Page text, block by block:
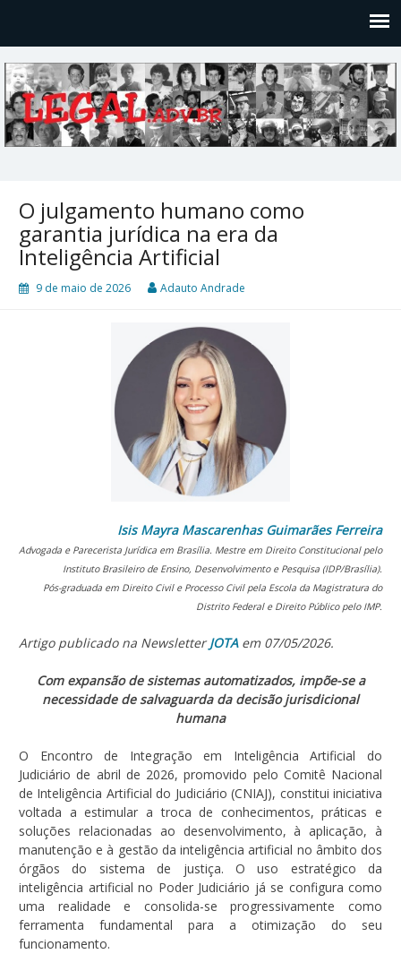
O julgamento humano como
garantia jurídica na era da
Inteligência Artificial
9 de maio de 2026 Adauto Andrade
Isis Mayra Mascarenhas Guimarães Ferreira
Advogada e Parecerista Jurídica em Brasília. Mestre em Direito Constitucional pelo
Instituto Brasileiro de Ensino, Desenvolvimento e Pesquisa (IDP/Brasília).
Pós-graduada em Direito Civil e Processo Civil pela Escola da Magistratura do
Distrito Federal e Direito Público pelo IMP.
Artigo publicado na NewsletterJOTAem 07/05/2026.
Com expansão de sistemas automatizados, impõe-se a
necessidade de salvaguarda da decisão jurisdicional
humana
O Encontro de Integração em Inteligência Artificial do
Judiciário de abril de 2026, promovido pelo Comitê Nacional
de Inteligência Artificial do Judiciário (CNIAJ), constitui iniciativa
voltada a estimular a troca de conhecimentos, práticas e
soluções relacionadas ao desenvolvimento, à aplicação, à
manutenção e à gestão da inteligência artificial no âmbito dos
órgãos do sistema de justiça. O uso estratégico da
inteligência artificial no Poder Judiciário já se configura como
uma realidade e consolida-se progressivamente como
ferramenta fundamental para a otimização do seu
funcionamento.